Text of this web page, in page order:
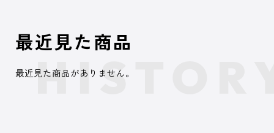
最近見た商品
最近見た商品がありません。